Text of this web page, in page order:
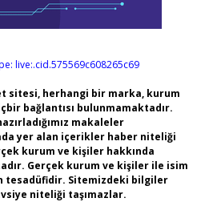
live:.cid.575569c608265c69
sitesi, herhangi bir marka, kurum
bağlantısı bulunmamaktadır.
makaleler
yer alan içerikler haber niteliği
kurum ve kişiler hakkında
Gerçek kurum ve kişiler ile isim
tesadüfidir. Sitemizdeki bilgiler
niteliği taşımazlar.